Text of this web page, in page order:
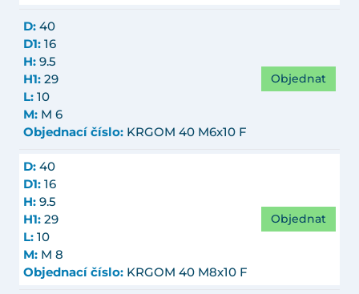
D: 40
D1: 16
H: 9.5
H1: 29
L: 10
M: M 6
Objednací číslo: KRGOM 40 M6x10 F
Objednat
D: 40
D1: 16
H: 9.5
H1: 29
L: 10
M: M 8
Objednací číslo: KRGOM 40 M8x10 F
Objednat